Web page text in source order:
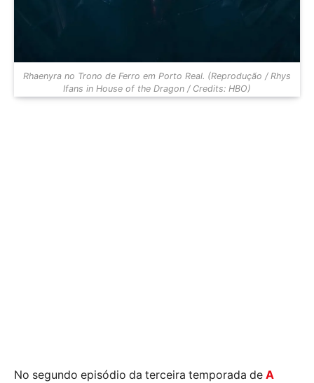
Rhaenyra no Trono de Ferro em Porto Real. (Reprodução / Rhys
Ifans in House of the Dragon / Credits: HBO)
No segundo episódio da terceira temporada de A